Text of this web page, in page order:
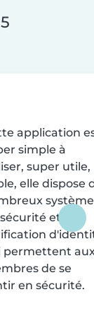
application
simple à
super utile,
elle dispose
et de
permettent
de se
en sécurité.